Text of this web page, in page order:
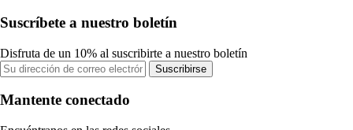
Suscríbete a nuestro boletín
Disfruta de un 10% al suscribirte a nuestro boletín
Suscribirse
Mantente conectado